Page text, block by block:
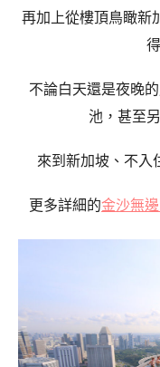
再加上從樓頂鳥瞰新
不論白天還是夜晚
池，甚至
來到新加坡、不入
更多詳細的金沙無